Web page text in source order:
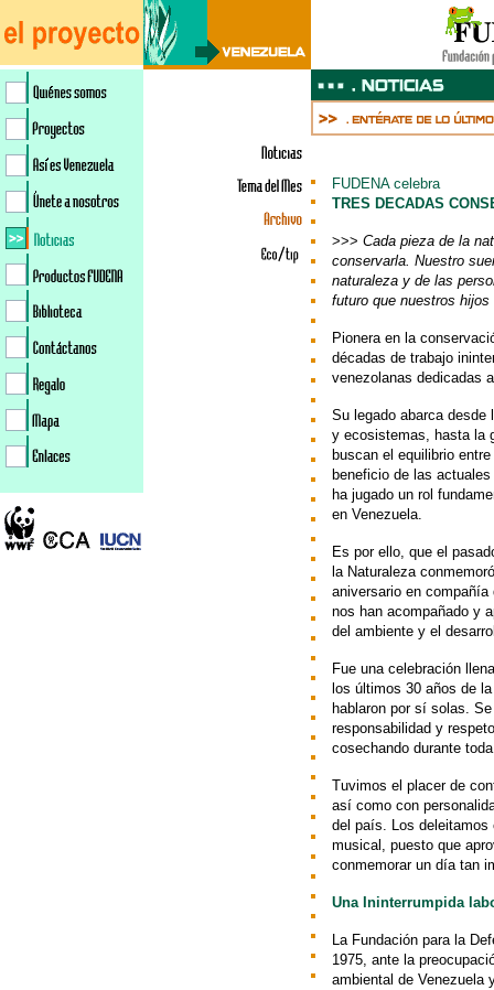
FUDENA celebra
TRES DECADAS
>>> Cada pieza de la
conservarla. Nuestro
naturaleza y de las
futuro que nuestros hijos
Pionera en la
décadas de trabajo
venezolanas dedicadas
Su legado abarca
y ecosistemas, hasta la
buscan el equilibrio
beneficio de las
ha jugado un rol
en Venezuela.
Es por ello, que el
la Naturaleza
aniversario en
nos han acompañado y
del ambiente y el
Fue una celebración
los últimos 30 años de
hablaron por sí solas.
responsabilidad y
cosechando durante
Tuvimos el placer de
así como con
del país. Los deleitamos
musical, puesto que
conmemorar un día tan
Una Ininterrumpida
La Fundación para la
1975, ante la
ambiental de Venezuela